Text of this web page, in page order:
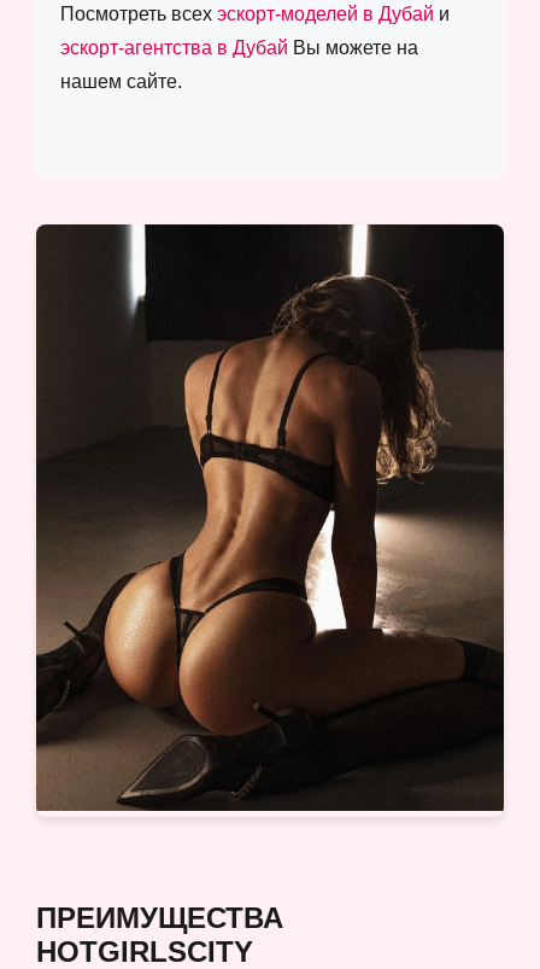
Посмотреть всех эскорт-моделей в Дубай и
эскорт-агентства в Дубай Вы можете на
нашем сайте.
ПРЕИМУЩЕСТВА
HOTGIRLSCITY